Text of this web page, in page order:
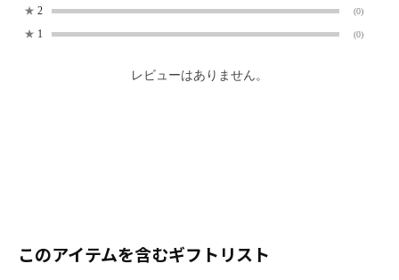
★ 2 (0)
★ 1 (0)
レビューはありません。
このアイテムを含むギフトリスト